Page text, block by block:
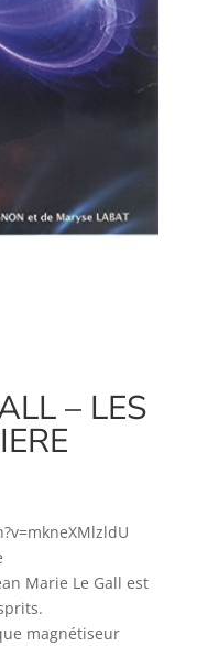
– LES
Marie Le Gall est
magnétiseur